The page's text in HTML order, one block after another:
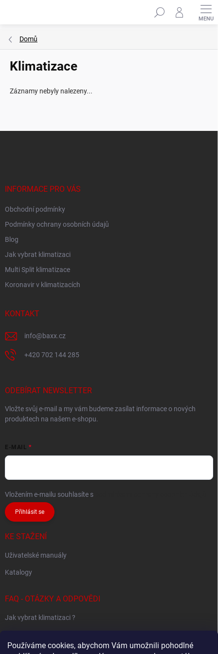
Používáme cookies, abychom Vám umožnili pohodlné
Hledat
Domů
Klimatizace
Záznamy nebyly nalezeny...
INFORMACE PRO VÁS
Obchodní podmínky
Podmínky ochrany osobních údajů
Blog
Jak vybrat klimatizaci
Multi Split klimatizace
Koronavir v klimatizacích
KONTAKT
info@baxx.cz
+420 702 144 285
ODEBÍRAT NEWSLETTER
Vložte svůj e-mail a my vám budeme zasílat informace o nových
produktech na našem e-shopu.
E-MAIL
Vložením e-mailu souhlasíte s
Přihlásit se
KE STAŽENÍ
Uživatelské manuály
Katalogy
FAQ - OTÁZKY A ODPOVĚDI
Jak vybrat klimatizaci ?
Jak určit potřebný výkon klimatizace ?